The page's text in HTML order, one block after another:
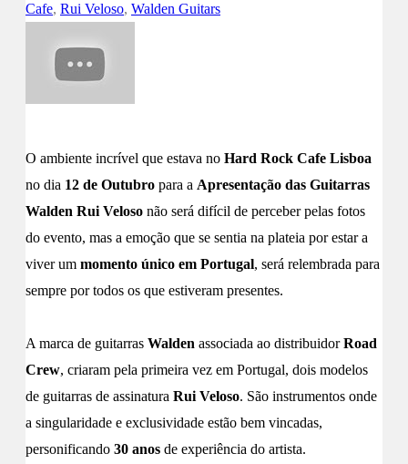
Cafe, Rui Veloso, Walden Guitars
O ambiente incrível que estava no Hard Rock Cafe Lisboa
no dia 12 de Outubro para a Apresentação das Guitarras
Walden Rui Veloso não será difícil de perceber pelas fotos
do evento, mas a emoção que se sentia na plateia por estar a
viver um momento único em Portugal, será relembrada para
sempre por todos os que estiveram presentes.
A marca de guitarras Walden associada ao distribuidorRoad
Crew, criaram pela primeira vez em Portugal, dois modelos
de guitarras de assinatura Rui Veloso. São instrumentos onde
a singularidade e exclusividade estão bem vincadas,
personificando 30 anos de experiência do artista.